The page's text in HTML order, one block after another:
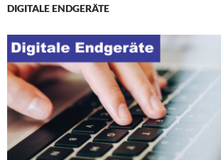
DIGITALE ENDGERÄTE